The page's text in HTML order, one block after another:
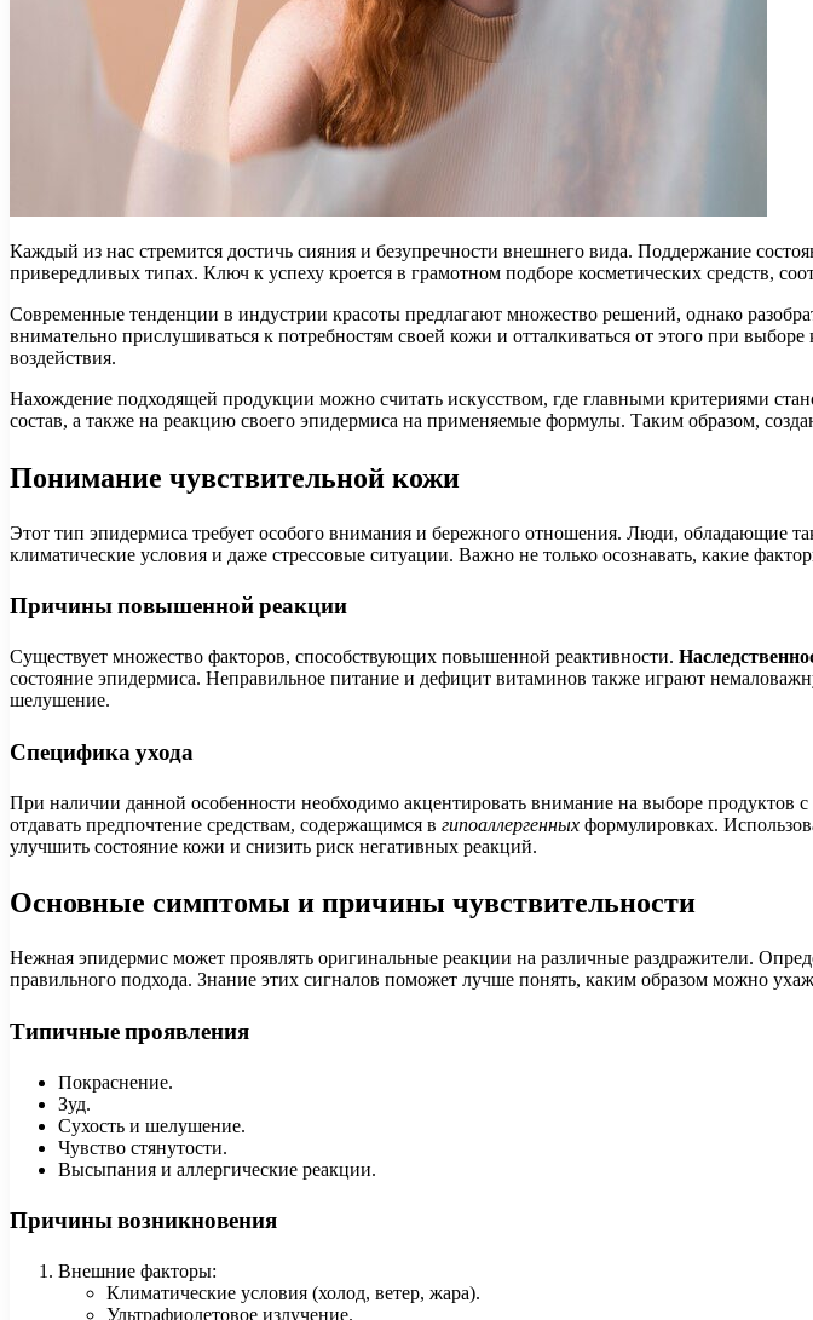
Каждый из нас стремится достичь сияния и безупречности внешнего вида. Поддержание
привередливых типах. Ключ к успеху кроется в грамотном подборе косметических средств,
Современные тенденции в индустрии красоты предлагают множество решений, однако
внимательно прислушиваться к потребностям своей кожи и отталкиваться от этого при
воздействия.
Нахождение подходящей продукции можно считать искусством, где главными критериями
состав, а также на реакцию своего эпидермиса на применяемые формулы. Таким образом,
Понимание чувствительной кожи
Этот тип эпидермиса требует особого внимания и бережного отношения. Люди, обладающие
климатические условия и даже стрессовые ситуации. Важно не только осознавать, какие
Причины повышенной реакции
Существует множество факторов, способствующих повышенной реактивности.
состояние эпидермиса. Неправильное питание и дефицит витаминов также играют
шелушение.
Специфика ухода
При наличии данной особенности необходимо акцентировать внимание на выборе
отдавать предпочтение средствам, содержащимся в гипоаллергенных формулировках.
улучшить состояние кожи и снизить риск негативных реакций.
Основные симптомы и причины чувствительности
Нежная эпидермис может проявлять оригинальные реакции на различные раздражители.
правильного подхода. Знание этих сигналов поможет лучше понять, каким образом можно
Типичные проявления
Покраснение.
Зуд.
Сухость и шелушение.
Чувство стянутости.
Высыпания и аллергические реакции.
Причины возникновения
Внешние факторы:
Климатические условия (холод, ветер, жара).
Ультрафиолетовое излучение.